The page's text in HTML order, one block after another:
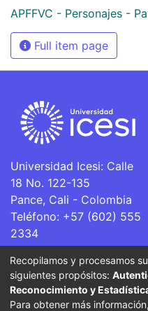
APFFVC - Personajes -
Full item page
Universidad Icesi: Calle
18 No. 122-135
Pance, Cali - Colombia
Teléfono: +57 (602) 555
2334
La Universidad Icesi es
Superior que se
Recopilamos y procesamos
siguientes propósitos:
Reconocimiento y
Para obtener más